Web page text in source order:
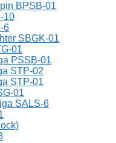
BPSB-01
10
6
SBGK-01
01
PSSB-01
STP-02
STP-01
01
SALS-6